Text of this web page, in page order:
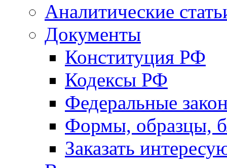
Аналитические
Документы
Конституция РФ
Кодексы РФ
Федеральные
Формы, образцы,
Заказать